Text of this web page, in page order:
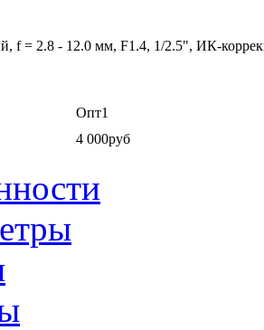
f = 2.8 - 12.0 мм, F1.4, 1/2.5", ИК-
Опт1
4 000руб